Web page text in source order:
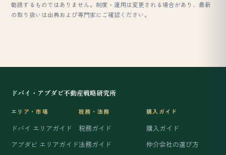
勧誘するものではありません。制度・運用は変更される場合があり、最新
の取り扱いは出典および専門家にご確認ください。
ドバイ・アブダビ不動産戦略研究所
エリア・市場
ドバイ エリアガイド
アブダビ エリアガイド
税務・法務
税務ガイド
法務ガイド
購入ガイド
購入ガイド
仲介会社の選び方